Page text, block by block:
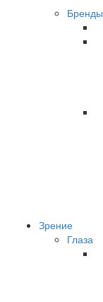
Бренды
Зрение
Глаза